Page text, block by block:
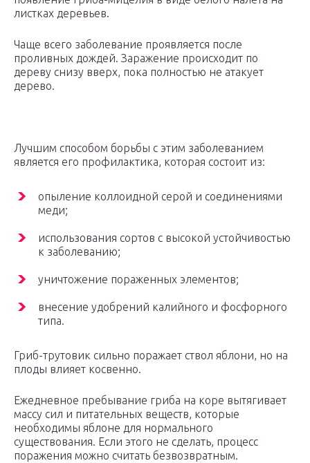
листках деревьев.
Чаще всего заболевание проявляется после
проливных дождей. Заражение происходит по
дереву снизу вверх, пока полностью не атакует
дерево.
Лучшим способом борьбы с этим заболеванием
является его профилактика, которая состоит из:
опыление коллоидной серой и соединениями
меди;
использования сортов с высокой устойчивостью
к заболеванию;
уничтожение пораженных элементов;
внесение удобрений калийного и фосфорного
типа.
Гриб-трутовик сильно поражает ствол яблони, но на
плоды влияет косвенно.
Ежедневное пребывание гриба на коре вытягивает
массу сил и питательных веществ, которые
необходимы яблоне для нормального
существования. Если этого не сделать, процесс
поражения можно считать безвозвратным.